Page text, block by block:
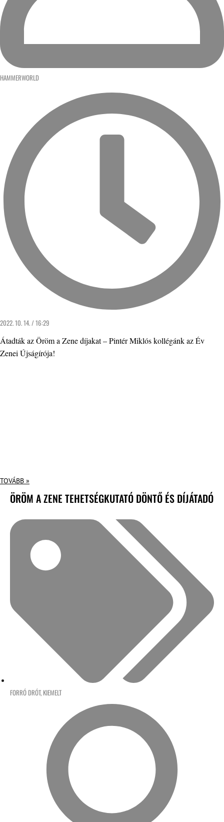
HAMMERWORLD
2022. 10. 14. / 16:29
Átadták az Öröm a Zene díjakat – Pintér Miklós kollégánk az Év
Zenei Újságírója!
TOVÁBB »
ÖRÖM A ZENE TEHETSÉGKUTATÓ DÖNTŐ ÉS DÍJÁTADÓ
FORRÓ DRÓT, KIEMELT